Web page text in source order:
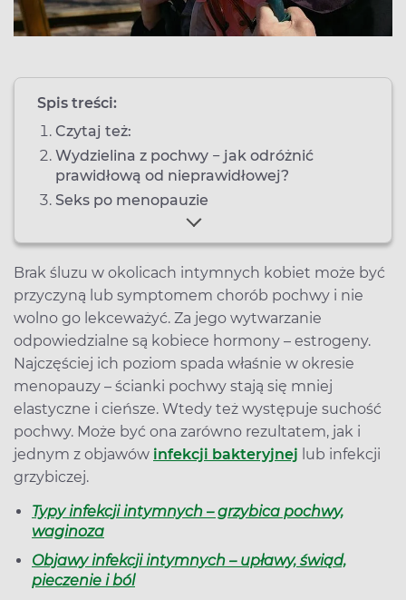
Spis treści:
Czytaj też:
Wydzielina z pochwy − jak odróżnić
prawidłową od nieprawidłowej?
Seks po menopauzie
Brak śluzu w okolicach intymnych kobiet może być
przyczyną lub symptomem chorób pochwy i nie
wolno go lekceważyć. Za jego wytwarzanie
odpowiedzialne są kobiece hormony – estrogeny.
Najczęściej ich poziom spada właśnie w okresie
menopauzy – ścianki pochwy stają się mniej
elastyczne i cieńsze. Wtedy też występuje suchość
pochwy. Może być ona zarówno rezultatem, jak i
jednym z objawów infekcji bakteryjnej lub infekcji
grzybiczej.
Typy infekcji intymnych – grzybica pochwy,
waginoza
Objawy infekcji intymnych – upławy, świąd,
pieczenie i ból